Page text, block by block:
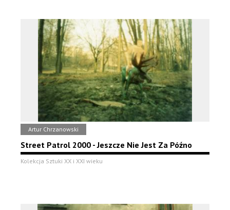
Artur Chrzanowski
Street Patrol 2000 - Jeszcze Nie Jest Za Późno
Kolekcja Sztuki XX i XXI wieku